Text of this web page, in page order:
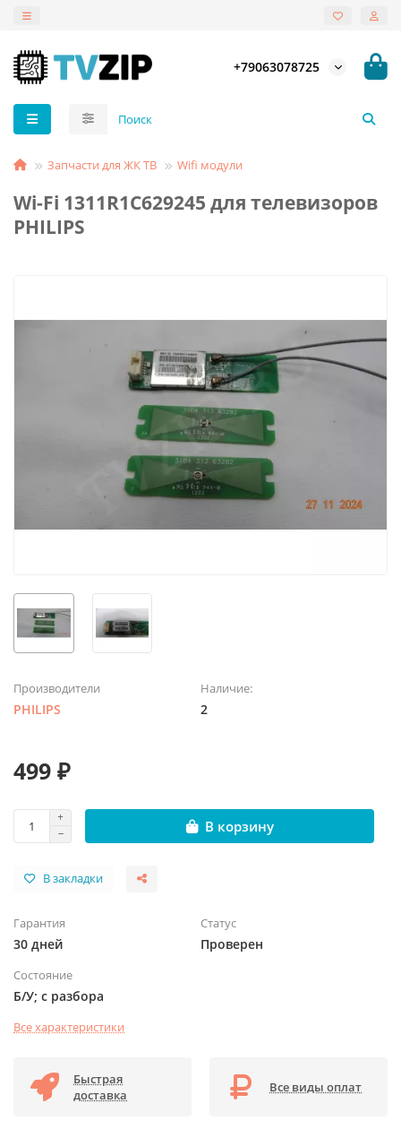
+79063078725
Запчасти для ЖК ТВ Wifi модули
Wi-Fi 1311R1C629245 для телевизоров
PHILIPS
Производители
PHILIPS
Наличие:
2
499 ₽
В корзину
В закладки
Гарантия
30 дней
Статус
Проверен
Состояние
Б/У; с разбора
Все характеристики
Быстрая
доставка
Все виды оплат